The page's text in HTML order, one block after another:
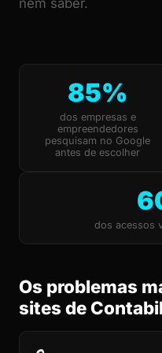
nem saber.
85%
dos empresas e
empreendedores
pesquisam no Google
antes de escolher
dos acessos
Os problemas
sites de